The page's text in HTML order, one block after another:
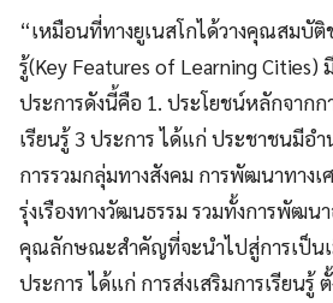
“เหมือนที่ทางยูเนสโกได้วางคุณสมบัติ
รู้(Key Features of Learning Cities)
ประการดังนี้คือ 1. ประโยชน์หลักจากก
เรียนรู้ 3 ประการ ได้แก่ ประชาชนมีอ
การรวมกลุ่มทางสังคม การพัฒนาทาง
รุ่งเรืองทางวัฒนธรรม รวมทั้งการพัฒน
คุณลักษณะสำคัญที่จะนำไปสู่การเป็นเ
ประการ ได้แก่ การส่งเสริมการเรียนรู้